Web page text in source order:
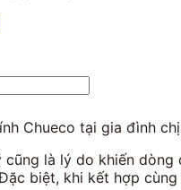
Chueco tại gia đình
là lý do khiến
biệt, khi kết hợp